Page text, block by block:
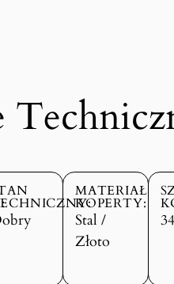
MATERIAŁ
KOPERTY:
Stal /
Złoto